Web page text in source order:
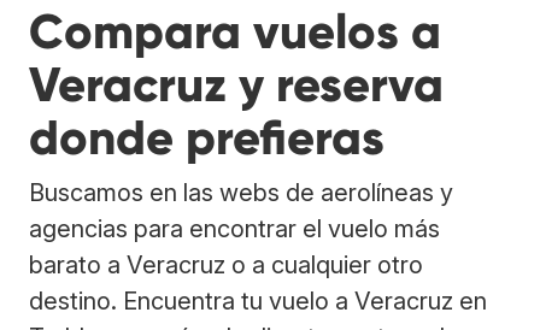
Compara vuelos a
Veracruz y reserva
donde prefieras
Buscamos en las webs de aerolíneas y
agencias para encontrar el vuelo más
barato a Veracruz o a cualquier otro
destino. Encuentra tu vuelo a Veracruz en